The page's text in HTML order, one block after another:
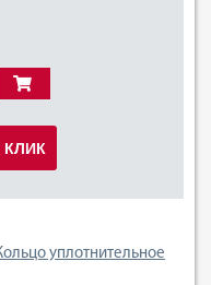
КЛИК
уплотнительное